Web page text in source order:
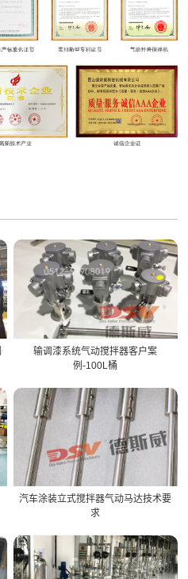
输调漆系统气动搅拌器客户案
例-100L桶
汽车涂装立式搅拌器气动马达技术要
求